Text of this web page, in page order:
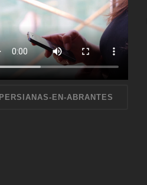
PERSIANAS-EN-ABRANTES